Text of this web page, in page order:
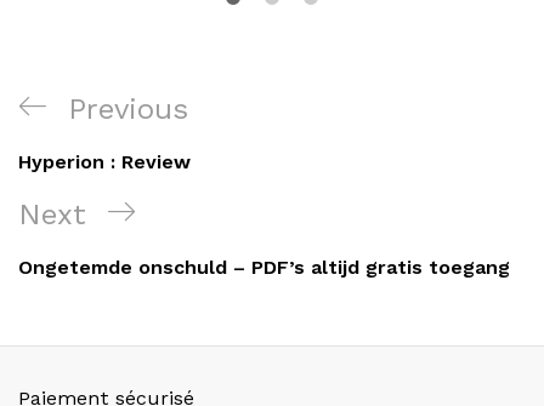
Navigation
de
l’article
Previous
Post
Previous
Hyperion : Review
Next
Post
Next
Ongetemde onschuld – PDF’s altijd gratis toegang
Paiement sécurisé